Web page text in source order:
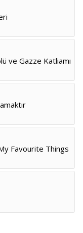
ve Gazze Katliamı
Favourite Things